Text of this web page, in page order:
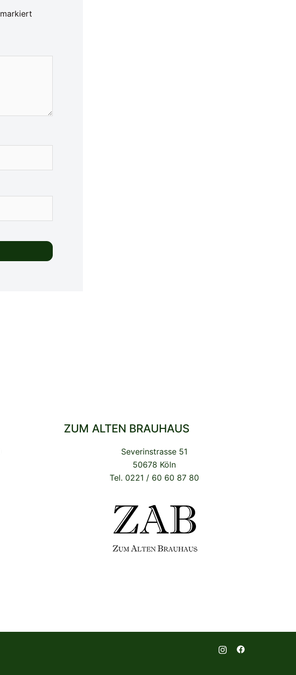
markiert
ZUM ALTEN BRAUHAUS
Severinstrasse 51
50678 Köln
Tel. 0221 / 60 60 87 80